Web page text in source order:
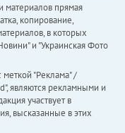
материалов прямая
копирование,
в которых
и "Украинская Фото
"Реклама" /
являются рекламными и
участвует в
высказанные в этих